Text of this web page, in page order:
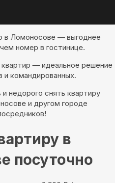
в Ломоносове — выгоднее
номер в гостинице.
— идеальное решение
и командированных.
недорого снять квартиру
и другом городе
в
посуточно